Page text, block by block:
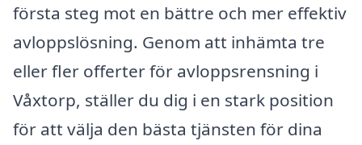
första steg mot en bättre och mer effektiv
avloppslösning. Genom att inhämta tre
eller fler offerter för avloppsrensning i
Våxtorp, ställer du dig i en stark position
för att välja den bästa tjänsten för dina